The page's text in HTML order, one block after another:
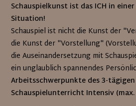
Schauspielkunst ist das ICH in
Situation!
Schauspiel ist nicht die Kunst der
die Kunst der "Vorstellung"
die Auseinandersetzung mit
ein unglaublich spannendes
Arbeitsschwerpunkte des 3-
Schauspielunterricht Intensiv